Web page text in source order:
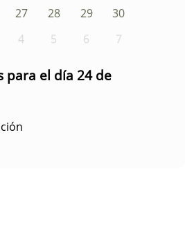
27 28 29
30
4 5 6 7
para el día 24 de